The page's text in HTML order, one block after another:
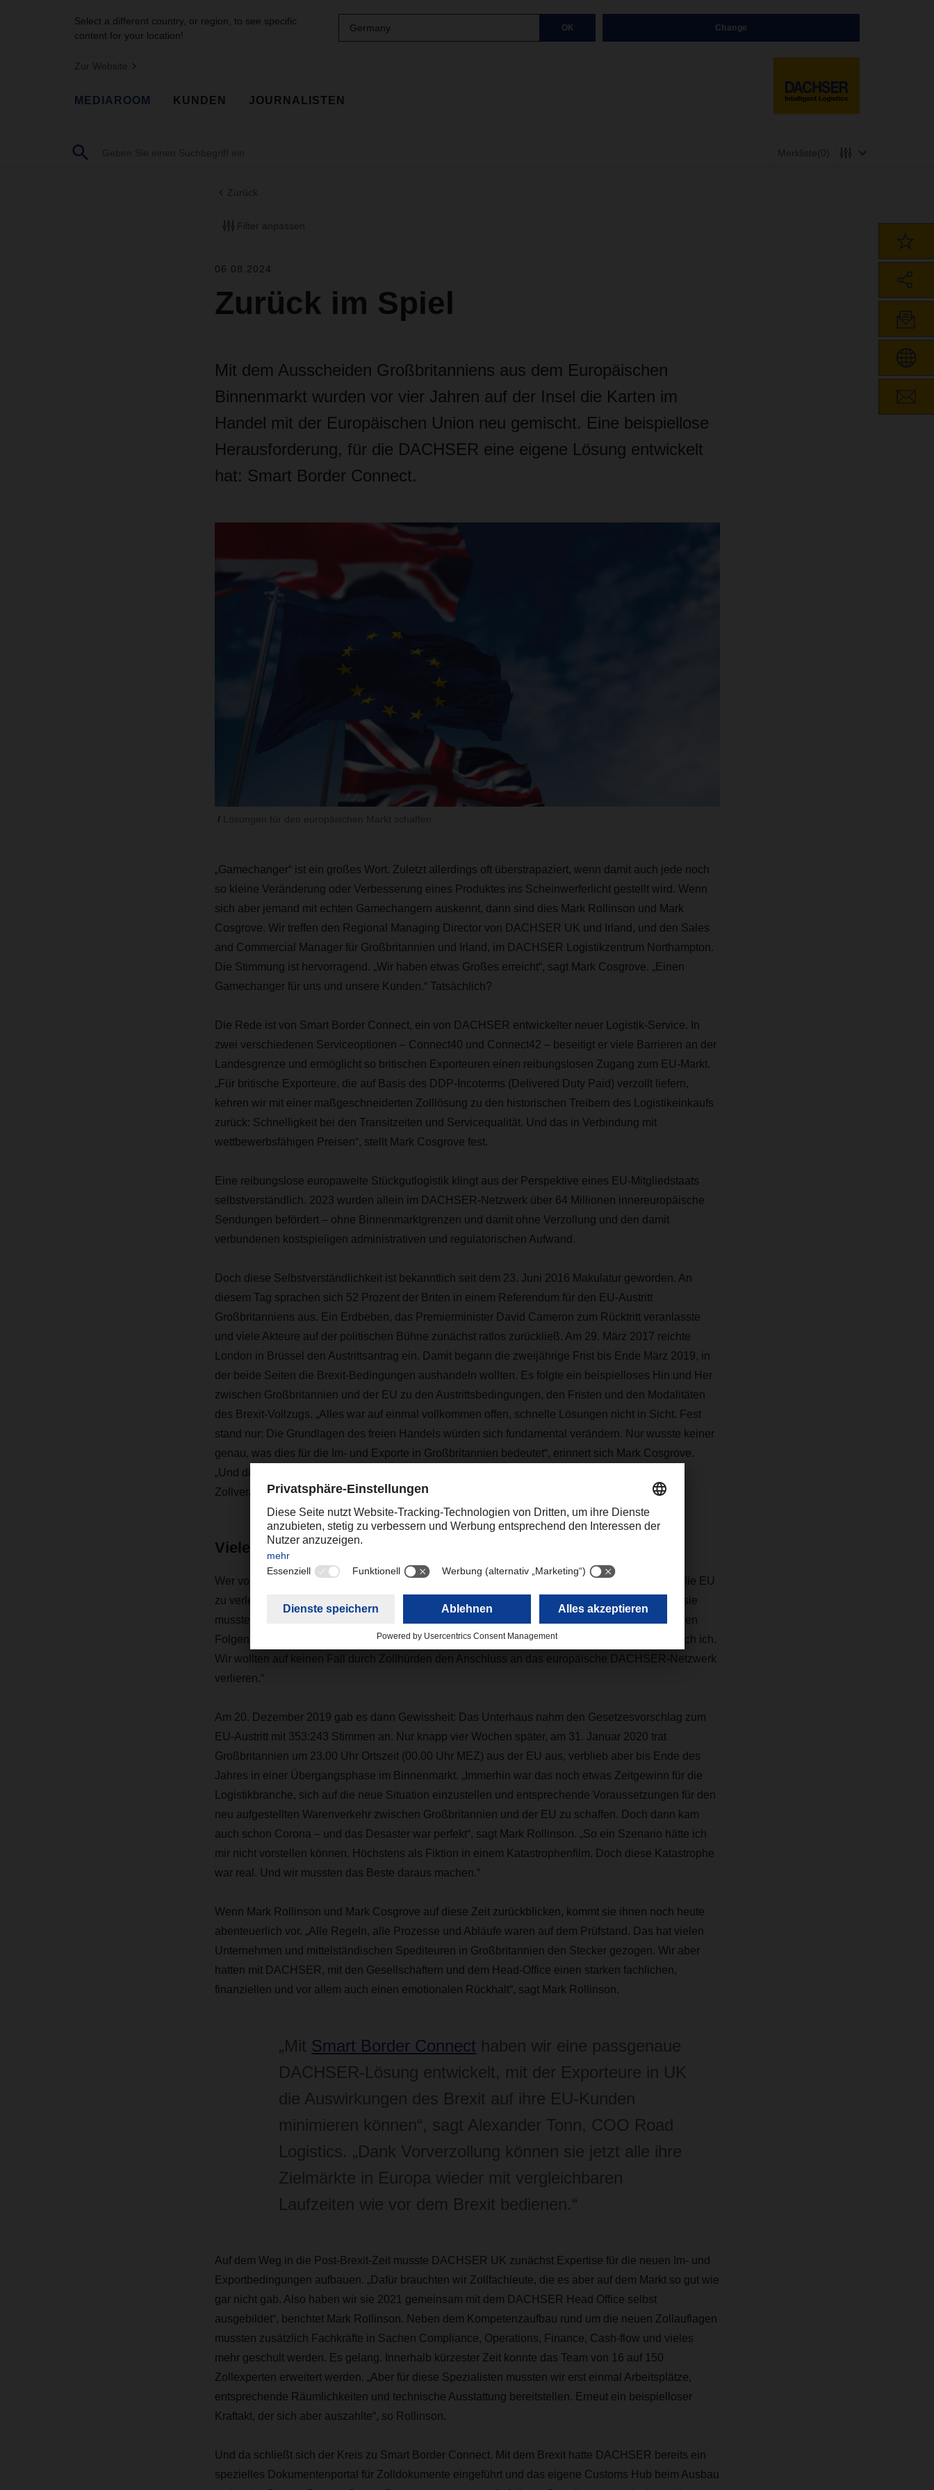
Select a different country, or region, to see specific
content for your location!
Germany OK Change
Zur Website
MEDIAROOM KUNDEN JOURNALISTEN
Merkliste(0)
Zurück
Filter anpassen
06.08.2024
Zurück im Spiel
Mit dem Ausscheiden Großbritanniens aus dem Europäischen
Binnenmarkt wurden vor vier Jahren auf der Insel die Karten im
Handel mit der Europäischen Union neu gemischt. Eine beispiellose
Herausforderung, für die DACHSER eine eigene Lösung entwickelt
hat: Smart Border Connect.
„Gamechanger“ ist ein großes Wort. Zuletzt allerdings oft überstrapaziert, wenn damit auch jede noch
so kleine Veränderung oder Verbesserung eines Produktes ins Scheinwerferlicht gestellt wird. Wenn
sich aber jemand mit echten Gamechangern auskennt, dann sind dies Mark Rollinson und Mark
Cosgrove. Wir treffen den Regional Managing Director von DACHSER UK und Irland, und den Sales
and Commercial Manager für Großbritannien und Irland, im DACHSER Logistikzentrum Northampton.
Die Stimmung ist hervorragend. „Wir haben etwas Großes erreicht“, sagt Mark Cosgrove. „Einen
Gamechanger für uns und unsere Kunden.“ Tatsächlich?
Die Rede ist von Smart Border Connect, ein von DACHSER entwickelter neuer Logistik-Service. In
zwei verschiedenen Serviceoptionen – Connect40 und Connect42 – beseitigt er viele Barrieren an der
Landesgrenze und ermöglicht so britischen Exporteuren einen reibungslosen Zugang zum EU-Markt.
„Für britische Exporteure, die auf Basis des DDP-Incoterms (Delivered Duty Paid) verzollt liefern,
kehren wir mit einer maßgeschneiderten Zolllösung zu den historischen Treibern des Logistikeinkaufs
zurück: Schnelligkeit bei den Transitzeiten und Servicequalität. Und das in Verbindung mit
wettbewerbsfähigen Preisen“, stellt Mark Cosgrove fest.
Eine reibungslose europaweite Stückgutlogistik klingt aus der Perspektive eines EU-Mitgliedstaats
selbstverständlich. 2023 wurden allein im DACHSER-Netzwerk über 64 Millionen innereuropäische
Sendungen befördert – ohne Binnenmarktgrenzen und damit ohne Verzollung und den damit
verbundenen kostspieligen administrativen und regulatorischen Aufwand.
Doch diese Selbstverständlichkeit ist bekanntlich seit dem 23. Juni 2016 Makulatur geworden. An
diesem Tag sprachen sich 52 Prozent der Briten in einem Referendum für den EU-Austritt
Großbritanniens aus. Ein Erdbeben, das Premierminister David Cameron zum Rücktritt veranlasste
und viele Akteure auf der politischen Bühne zunächst ratlos zurückließ. Am 29. März 2017 reichte
London in Brüssel den Austrittsantrag ein. Damit begann die zweijährige Frist bis Ende März 2019, in
der beide Seiten die Brexit-Bedingungen aushandeln wollten. Es folgte ein beispielloses Hin und Her
zwischen Großbritannien und der EU zu den Austrittsbedingungen, den Fristen und den Modalitäten
des Brexit-Vollzugs. „Alles war auf einmal vollkommen offen, schnelle Lösungen nicht in Sicht. Fest
stand nur: Die Grundlagen des freien Handels würden sich fundamental verändern. Nur wusste keiner
genau, was dies für die Im- und Exporte in Großbritannien bedeutet“, erinnert sich Mark Cosgrove.
„Und die Uhr tickte. Das war Stress pur. Handelspartner, Spediteure, aber auch die
Zollverantwortlichen brauchten Lösungen, für die es keine Blaupause gab.“
Viele schlaflose Nächte
Wer von den international aufgestellten Unternehmen konnte, begann schon, seinen Betrieb in die EU
zu verlegen. „Für viele kleine und mittelständische Unternehmen war dies jedoch keine Option, sie
mussten eigene Lösungen finden, mit den neuen, komplexen und anfangs völlig unübersichtlichen
Folgen des Brexit umzugehen“, berichtet Mark Rollinson. „Da hatten viele schlaflose Nächte. Auch ich.
Wir wollten auf keinen Fall durch Zollhürden den Anschluss an das europäische DACHSER-Netzwerk
verlieren.“
Am 20. Dezember 2019 gab es dann Gewissheit: Das Unterhaus nahm den Gesetzesvorschlag zum
EU-Austritt mit 353:243 Stimmen an. Nur knapp vier Wochen später, am 31. Januar 2020 trat
Großbritannien um 23.00 Uhr Ortszeit (00.00 Uhr MEZ) aus der EU aus, verblieb aber bis Ende des
Jahres in einer Übergangsphase im Binnenmarkt. „Immerhin war das noch etwas Zeitgewinn für die
Logistikbranche, sich auf die neue Situation einzustellen und entsprechende Voraussetzungen für den
neu aufgestellten Warenverkehr zwischen Großbritannien und der EU zu schaffen. Doch dann kam
auch schon Corona – und das Desaster war perfekt“, sagt Mark Rollinson. „So ein Szenario hätte ich
mir nicht vorstellen können. Höchstens als Fiktion in einem Katastrophenfilm. Doch diese Katastrophe
war real. Und wir mussten das Beste daraus machen.“
Wenn Mark Rollinson und Mark Cosgrove auf diese Zeit zurückblicken, kommt sie ihnen noch heute
abenteuerlich vor. „Alle Regeln, alle Prozesse und Abläufe waren auf dem Prüfstand. Das hat vielen
Unternehmen und mittelständischen Spediteuren in Großbritannien den Stecker gezogen. Wir aber
hatten mit DACHSER, mit den Gesellschaftern und dem Head-Office einen starken fachlichen,
finanziellen und vor allem auch einen emotionalen Rückhalt“, sagt Mark Rollinson.
„Mit Smart Border Connect haben wir eine passgenaue
DACHSER-Lösung entwickelt, mit der Exporteure in UK
die Auswirkungen des Brexit auf ihre EU-Kunden
minimieren können“, sagt Alexander Tonn, COO Road
Logistics. „Dank Vorverzollung können sie jetzt alle ihre
Zielmärkte in Europa wieder mit vergleichbaren
Laufzeiten wie vor dem Brexit bedienen.“
Auf dem Weg in die Post-Brexit-Zeit musste DACHSER UK zunächst Expertise für die neuen Im- und
Exportbedingungen aufbauen. „Dafür brauchten wir Zollfachleute, die es aber auf dem Markt so gut wie
gar nicht gab. Also haben wir sie 2021 gemeinsam mit dem DACHSER Head Office selbst
ausgebildet“, berichtet Mark Rollinson. Neben dem Kompetenzaufbau rund um die neuen Zollauflagen
mussten zusätzlich Fachkräfte in Sachen Compliance, Operations, Finance, Cash-flow und vieles
mehr geschult werden. Es gelang. Innerhalb kürzester Zeit konnte das Team von 16 auf 150
Zollexperten erweitert werden. „Aber für diese Spezialisten mussten wir erst einmal Arbeitsplätze,
entsprechende Räumlichkeiten und technische Ausstattung bereitstellen. Erneut ein beispielloser
Kraftakt, der sich aber auszahlte“, so Rollinson.
Und da schließt sich der Kreis zu Smart Border Connect. Mit dem Brexit hatte DACHSER bereits ein
spezielles Dokumentenportal für Zolldokumente eingeführt und das eigene Customs Hub beim Ausbau